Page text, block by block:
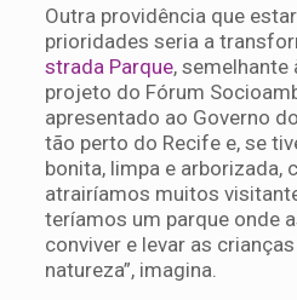
Outra providência que
prioridades seria a
strada Parque, semelhante
projeto do Fórum
apresentado ao Governo
tão perto do Recife e, se
bonita, limpa e arborizada,
atrairíamos muitos
teríamos um parque onde
conviver e levar as
natureza”, imagina.